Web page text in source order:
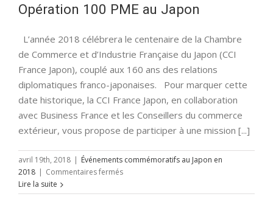
Opération 100 PME au Japon
L’année 2018 célébrera le centenaire de la Chambre
de Commerce et d’Industrie Française du Japon (CCI
France Japon), couplé aux 160 ans des relations
diplomatiques franco-japonaises. Pour marquer cette
date historique, la CCI France Japon, en collaboration
avec Business France et les Conseillers du commerce
extérieur, vous propose de participer à une mission [...]
avril 19th, 2018 | Événements commémoratifs au Japon en
2018 | Commentaires ferméssur
100
Lire la suite